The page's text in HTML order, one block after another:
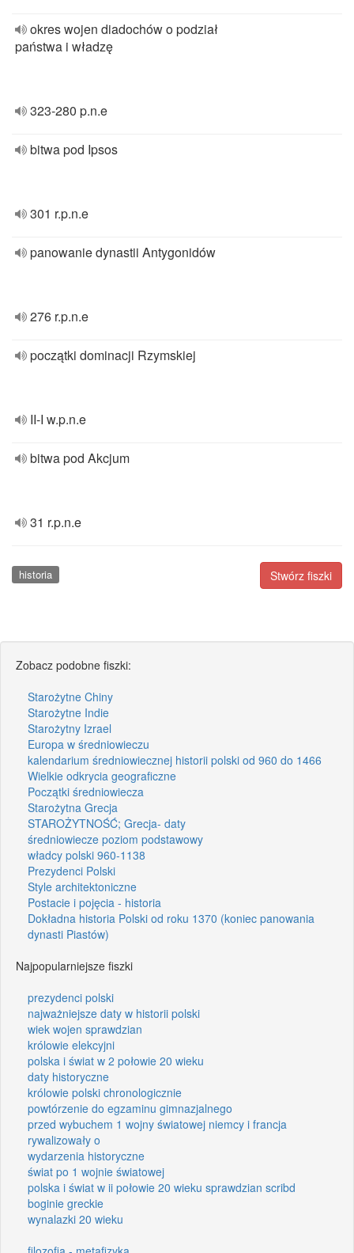
okres wojen diadochów o podział
państwa i władzę
323-280 p.n.e
bitwa pod Ipsos
301 r.p.n.e
panowanie dynastii Antygonidów
276 r.p.n.e
początki dominacji Rzymskiej
II-I w.p.n.e
bitwa pod Akcjum
31 r.p.n.e
Stwórz fiszki
historia
Zobacz podobne fiszki:
Starożytne Chiny
Starożytne Indie
Starożytny Izrael
Europa w średniowieczu
kalendarium średniowiecznej historii polski od 960 do 1466
Wielkie odkrycia geograficzne
Początki średniowiecza
Starożytna Grecja
STAROŻYTNOŚĆ; Grecja- daty
średniowiecze poziom podstawowy
władcy polski 960-1138
Prezydenci Polski
Style architektoniczne
Postacie i pojęcia - historia
Dokładna historia Polski od roku 1370 (koniec panowania
dynasti Piastów)
Najpopularniejsze fiszki
prezydenci polski
najważniejsze daty w historii polski
wiek wojen sprawdzian
królowie elekcyjni
polska i świat w 2 połowie 20 wieku
daty historyczne
królowie polski chronologicznie
powtórzenie do egzaminu gimnazjalnego
przed wybuchem 1 wojny światowej niemcy i francja
rywalizowały o
wydarzenia historyczne
świat po 1 wojnie światowej
polska i świat w ii połowie 20 wieku sprawdzian scribd
boginie greckie
wynalazki 20 wieku